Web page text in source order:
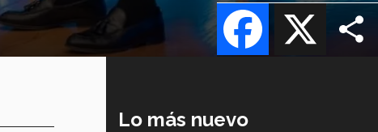
X
Facebook
Lo más nuevo